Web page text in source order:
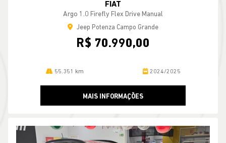
FIAT
Argo 1.0 Firefly Flex Drive Manual
Jeep Potenza Campo Grande
R$ 70.990,00
55.351 km 2024/2025
MAIS INFORMAÇÕES